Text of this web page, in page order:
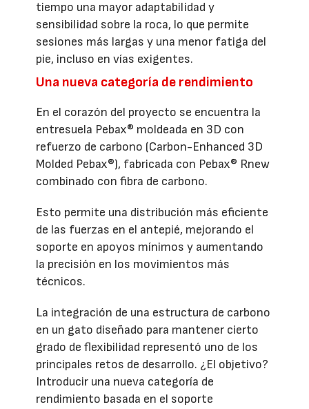
tiempo una mayor adaptabilidad y
sensibilidad sobre la roca, lo que permite
sesiones más largas y una menor fatiga del
pie, incluso en vías exigentes.
Una nueva categoría de rendimiento
En el corazón del proyecto se encuentra la
entresuela Pebax® moldeada en 3D con
refuerzo de carbono (Carbon-Enhanced 3D
Molded Pebax®), fabricada con Pebax® Rnew
combinado con fibra de carbono.
Esto permite una distribución más eficiente
de las fuerzas en el antepié, mejorando el
soporte en apoyos mínimos y aumentando
la precisión en los movimientos más
técnicos.
La integración de una estructura de carbono
en un gato diseñado para mantener cierto
grado de flexibilidad representó uno de los
principales retos de desarrollo. ¿El objetivo?
Introducir una nueva categoría de
rendimiento basada en el soporte